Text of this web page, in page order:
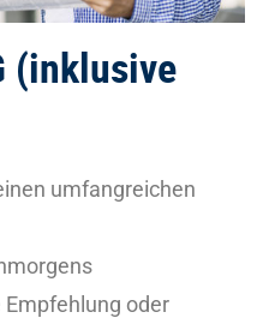
(inklusive
umfangreichen
Empfehlung oder